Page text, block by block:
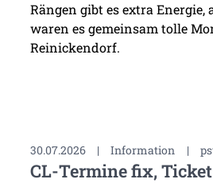
Rängen gibt es extra Energie,
waren es gemeinsam tolle
Reinickendorf.
30.07.2026 | Information |
CL-Termine fix,